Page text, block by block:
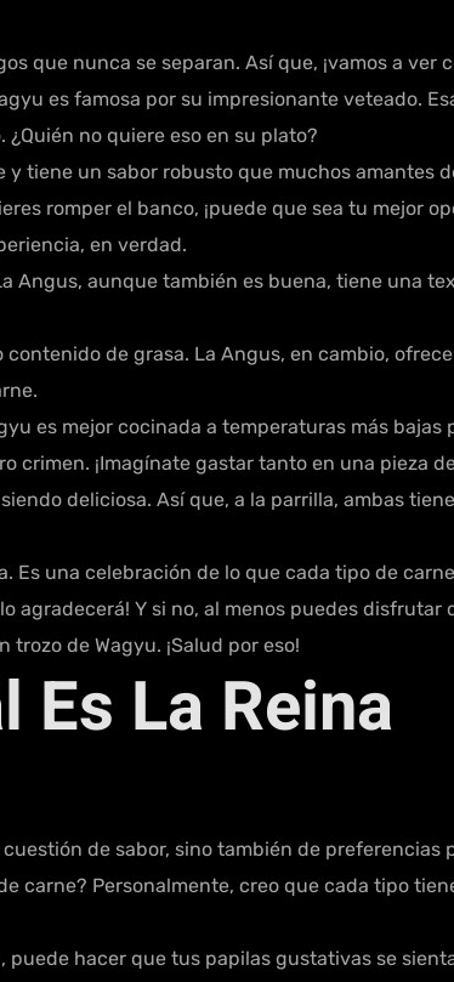
que nunca se separan. Así que, ¡vamos a ver
es famosa por su impresionante veteado.
no quiere eso en su plato?
tiene un sabor robusto que muchos amantes
romper el banco, ¡puede que sea tu mejor
en verdad.
Angus, aunque también es buena, tiene una
de grasa. La Angus, en cambio,
es mejor cocinada a temperaturas más bajas
crimen. ¡Imagínate gastar tanto en una pieza
deliciosa. Así que, a la parrilla, ambas
Es una celebración de lo que cada tipo de
agradecerá! Y si no, al menos puedes disfrutar
de Wagyu. ¡Salud por eso!
Es La Reina
de sabor, sino también de preferencias
carne? Personalmente, creo que cada tipo
hacer que tus papilas gustativas se